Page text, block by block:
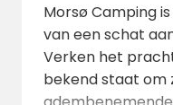
Morsø Camping
van een schat
Verken het
bekend staat om